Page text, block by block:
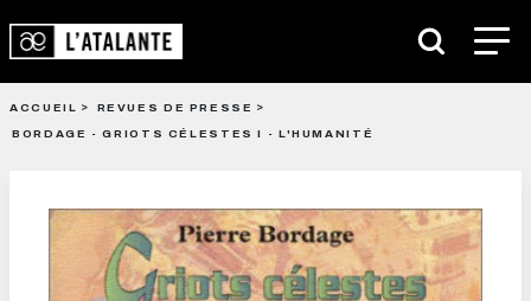
ACCUEIL
REVUES DE PRESSE
BORDAGE - GRIOTS CÉLESTES I - L'HUMANITÉ